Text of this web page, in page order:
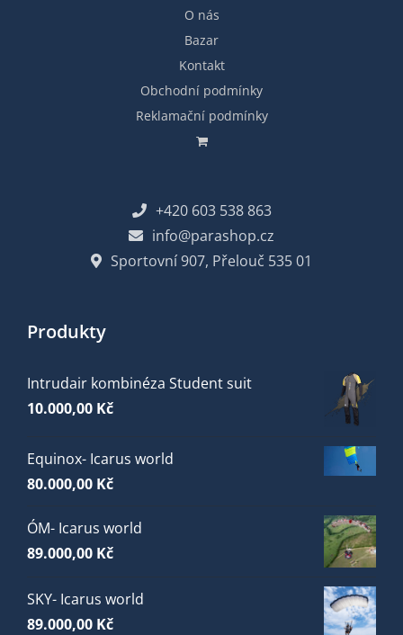
O nás
Bazar
Kontakt
Obchodní podmínky
Reklamační podmínky
+420 603 538 863
info@parashop.cz
Sportovní 907, Přelouč 535 01
Produkty
Intrudair kombinéza Student suit
10.000,00 Kč
Equinox- Icarus world
80.000,00 Kč
ÓM- Icarus world
89.000,00 Kč
SKY- Icarus world
89.000,00 Kč